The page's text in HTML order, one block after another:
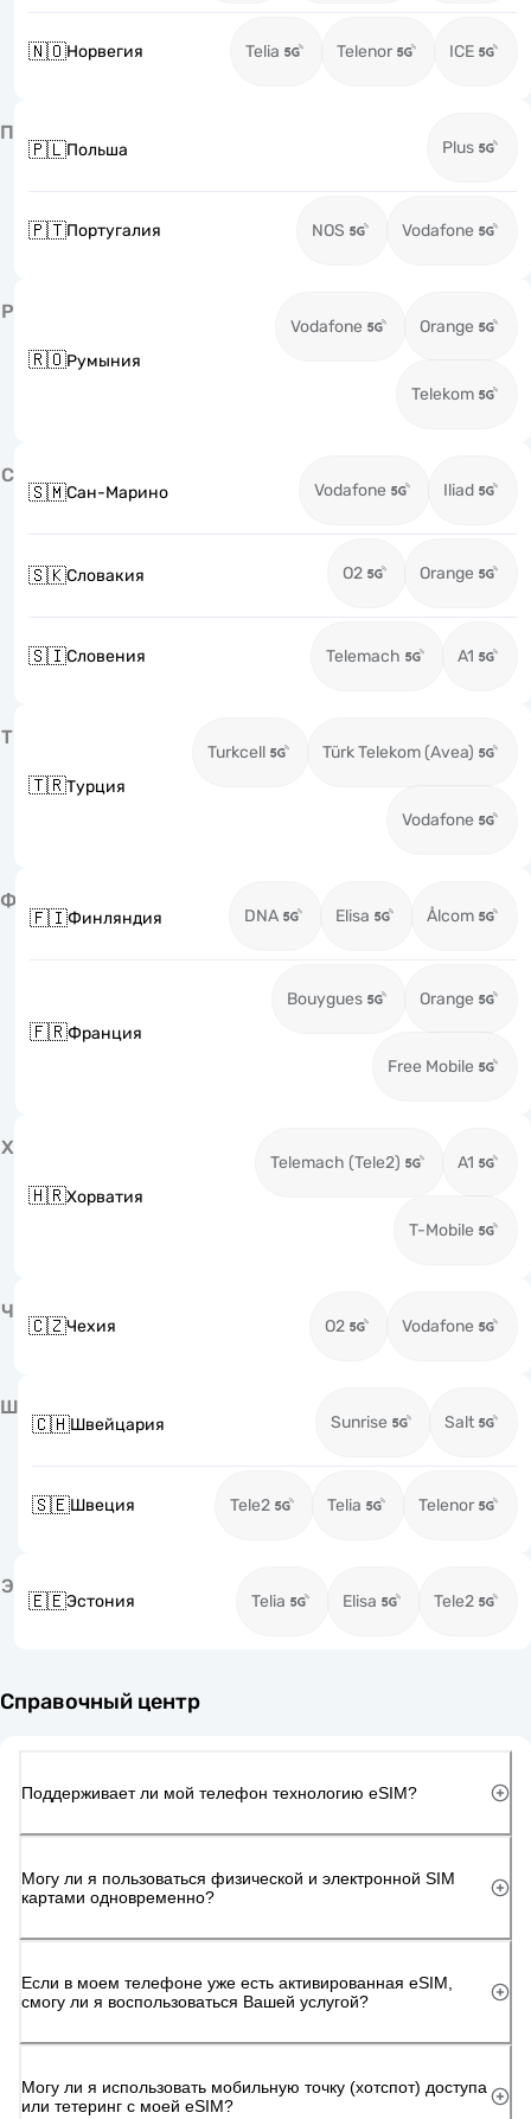
🇳🇴Норвегия Telia Telenor ICE
П
🇵🇱Польша Plus
🇵🇹Португалия NOS Vodafone
Р
🇷🇴Румыния
Vodafone Orange
Telekom
С
🇸🇲Сан-Марино Vodafone Iliad
🇸🇰Словакия O2 Orange
🇸🇮Словения Telemach A1
Т
🇹🇷Турция
Turkcell Türk Telekom (Avea)
Vodafone
Ф
🇫🇮Финляндия DNA Elisa Ålcom
🇫🇷Франция
Bouygues Orange
Free Mobile
Х
🇭🇷Хорватия
Telemach (Tele2) A1
T-Mobile
Ч
🇨🇿Чехия O2 Vodafone
Ш
🇨🇭Швейцария Sunrise Salt
🇸🇪Швеция Tele2 Telia Telenor
Э
🇪🇪Эстония Telia Elisa Tele2
Справочный центр
Поддерживает ли мой телефон технологию eSIM?
Могу ли я пользоваться физической и электронной SIM
картами одновременно?
Если в моем телефоне уже есть активированная eSIM,
смогу ли я воспользоваться Вашей услугой?
Могу ли я использовать мобильную точку (хотспот) доступа
или тетеринг с моей eSIM?